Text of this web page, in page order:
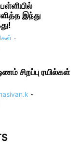
இந்து
-
சிறப்பு ரயில்கள்
-